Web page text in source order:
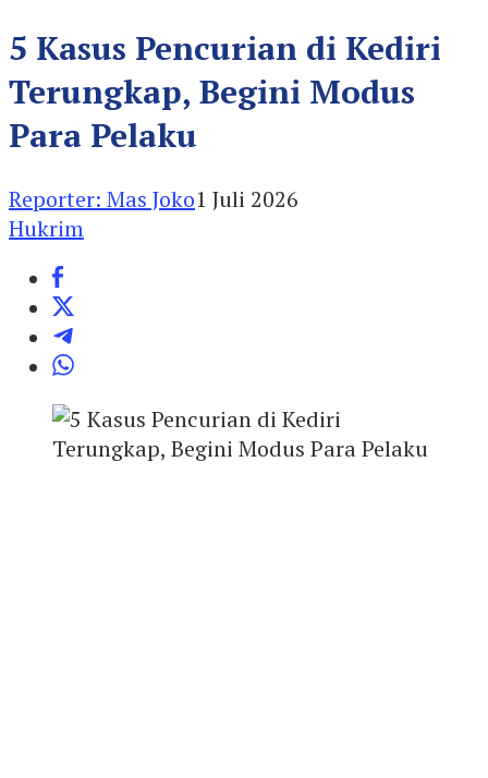
5 Kasus Pencurian di Kediri
Terungkap, Begini Modus
Para Pelaku
Reporter: Mas Joko1 Juli 2026
Hukrim